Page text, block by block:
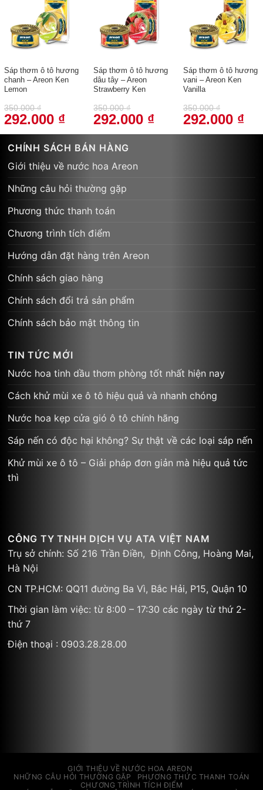
Sáp thơm ô tô hương
chanh – Areon Ken
Lemon
350.000₫
Giá
gốc
là:
350.000 ₫.
292.000 ₫
tại
292.000 ₫.
Sáp thơm ô tô hương
dâu tây – Areon
Strawberry Ken
350.000₫
Giá
gốc
là:
350.000 ₫.
292.000 ₫
tại
Sáp thơm ô tô hương
vani – Areon Ken
Vanilla
350.000₫
Giá
gốc
là:
292.000 ₫
tại
CHÍNH SÁCH BÁN HÀNG
Giới thiệu về nước hoa Areon
Những câu hỏi thường gặp
Phương thức thanh toán
Chương trình tích điểm
Hướng dẫn đặt hàng trên Areon
Chính sách giao hàng
Chính sách đổi trả sản phẩm
Chính sách bảo mật thông tin
TIN TỨC MỚI
Nước hoa tinh dầu thơm phòng tốt nhất hiện nay
Cách khử mùi xe ô tô hiệu quả và nhanh chóng
Nước hoa kẹp cửa gió ô tô chính hãng
Sáp nến có độc hại không? Sự thật về các loại sáp nến
Khử mùi xe ô tô – Giải pháp đơn giản mà hiệu quả tức
thì
CÔNG TY TNHH DỊCH VỤ ATA VIỆT NAM
Trụ sở chính: Số 216 Trần Điền, Định Công, Hoàng Mai,
Hà Nội
CN TP.HCM: QQ11 đường Ba Vì, Bắc Hải, P15, Quận 10
Thời gian làm việc: từ 8:00 – 17:30 các ngày từ thứ 2-
thứ 7
Điện thoại : 0903.28.28.00
GIỚI THIỆU VỀ NƯỚC HOA AREON
NHỮNG CÂU HỎI THƯỜNG GẶP
PHƯƠNG THỨC THANH TOÁN
CHƯƠNG TRÌNH TÍCH ĐIỂM